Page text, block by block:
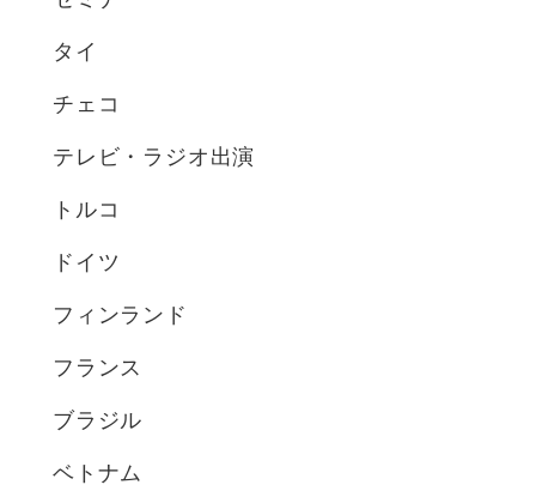
タイ
チェコ
テレビ・ラジオ出演
トルコ
ドイツ
フィンランド
フランス
ブラジル
ベトナム